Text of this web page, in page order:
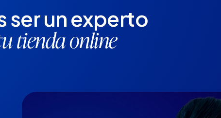
ser un experto
tienda online